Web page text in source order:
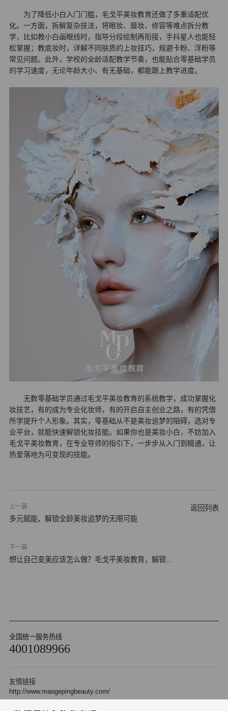
为了降低小白入门门槛，毛戈平美妆教育还做了多重适配优
化。一方面，拆解复杂技法，将眼妆、唇妆、修容等难点拆分教
学，比如教小白画眼线时，指导分段绘制再衔接，手抖星人也能轻
松掌握；教底妆时，详解不同肤质的上妆技巧，规避卡粉、浮粉等
常见问题。此外，学校的全龄适配教学节奏，也能贴合零基础学员
的学习速度，无论年龄大小、有无基础，都能跟上教学进度。
无数零基础学员通过毛戈平美妆教育的系统教学，成功掌握化
妆技艺，有的成为专业化妆师，有的开启自主创业之路，有的凭借
所学提升个人形象。其实，零基础从不是美妆追梦的阻碍，选对专
业平台，就能快速解锁化妆技能。如果你也是美妆小白，不妨加入
毛戈平美妆教育，在专业导师的指引下，一步步从入门到精通，让
热爱落地为可变现的技能。
上一篇
多元赋能，解锁全龄美妆追梦的无限可能
下一篇
想让自己变美应该怎么做？毛戈平美妆教育，解锁专
返回列表
全国统一服务热线
4001089966
友情链接
http://www.maogepingbeauty.com/